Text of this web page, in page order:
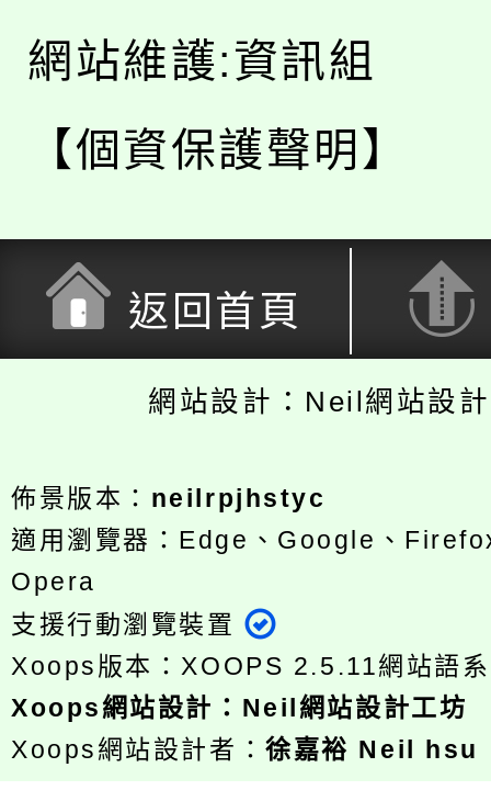
網站維護:資訊組
【個資保護聲明】
返回首頁
網站設計：Neil網站設
佈景版本： neilrpjhstyc
適用瀏覽器：Edge、Google、
Opera
支援行動瀏覽裝置
Xoops版本：XOOPS 2.5.11網站語
Xoops網站設計 ： Neil網站設計工坊
Xoops網站設計者：徐嘉裕 Neil hsu